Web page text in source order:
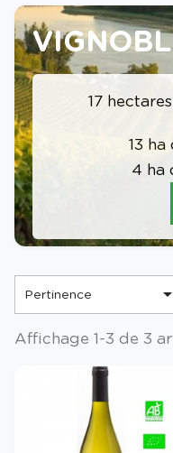
17
13
4 ha
Pertinence 
Affichage 1-3 de 3